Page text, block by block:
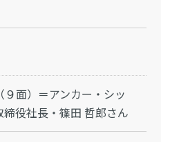
面）＝アンカー・シッ
役社長・篠田 哲郎さん